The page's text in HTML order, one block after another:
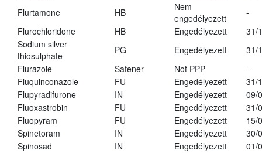
Flurtamone
HB
Nem
engedélyezett
-
Flurochloridone
HB Engedélyezett
31/
Sodium silver
thiosulphate
PG Engedélyezett
31/
Flurazole
Safener Not PPP
-
Fluquinconazole
FU Engedélyezett
31/
Flupyradifurone
IN Engedélyezett
09/
Fluoxastrobin
FU Engedélyezett
31/
Fluopyram
FU Engedélyezett
15/
Spinetoram
IN Engedélyezett
30/
Spinosad
IN Engedélyezett
01/